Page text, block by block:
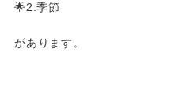
🌟2.季節
があります。